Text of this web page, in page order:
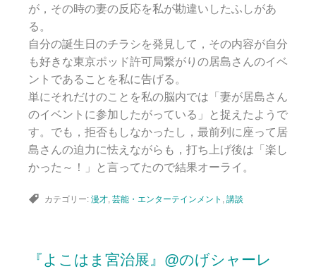
が，その時の妻の反応を私が勘違いしたふしがあ
る。
自分の誕生日のチラシを発見して，その内容が自分
も好きな東京ポッド許可局繋がりの居島さんのイベ
ントであることを私に告げる。
単にそれだけのことを私の脳内では「妻が居島さん
のイベントに参加したがっている」と捉えたようで
す。でも，拒否もしなかったし，最前列に座って居
島さんの迫力に怯えながらも，打ち上げ後は「楽し
かった～！」と言ってたので結果オーライ。
カテゴリー: 漫才, 芸能・エンターテインメント , 講談
『よこはま宮治展』@のげシャーレ